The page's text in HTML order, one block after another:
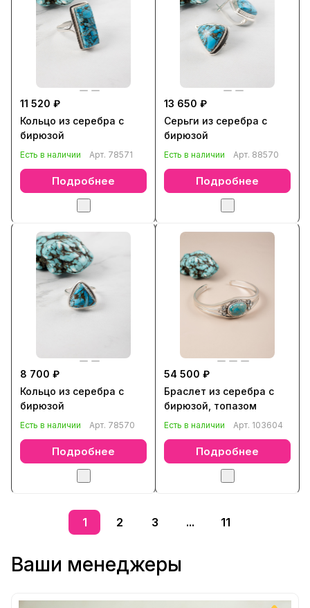
11 520 ₽
Кольцо из серебра с
бирюзой
Есть в наличии Арт. 78571
Подробнее
13 650 ₽
Серьги из серебра с
бирюзой
Есть в наличии Арт. 88570
Подробнее
8 700 ₽
Кольцо из серебра с
бирюзой
Есть в наличии Арт. 78570
Подробнее
54 500 ₽
Браслет из серебра с
бирюзой, топазом
Есть в наличии Арт. 103604
Подробнее
1 2 3 ... 11
Ваши менеджеры